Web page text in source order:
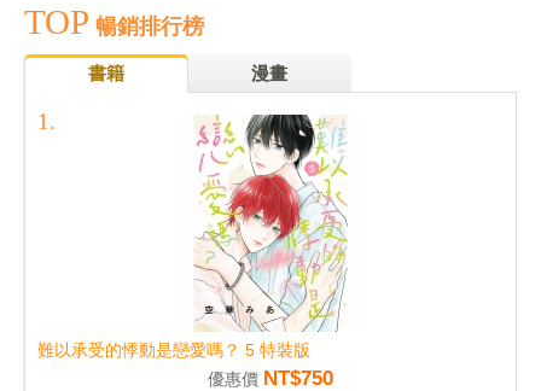
TOP 暢銷排行榜
書籍 漫畫
難以承受的悸動是戀愛嗎？ 5 特裝版
優惠價 NT$750